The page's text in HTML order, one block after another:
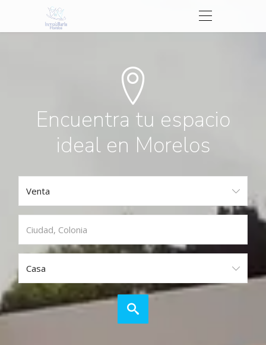
Encuentra tu espacio
ideal en Morelos